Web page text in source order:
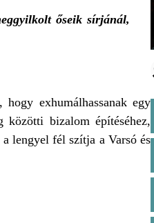
őseik sírjánál,
exhumálhassanak egy
közötti bizalom építéséhez,
lengyel fél szítja a Varsó és